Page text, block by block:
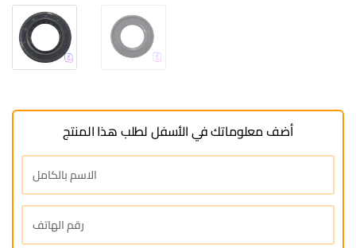
أضف معلوماتك في الأسفل لطلب هذا المنتج